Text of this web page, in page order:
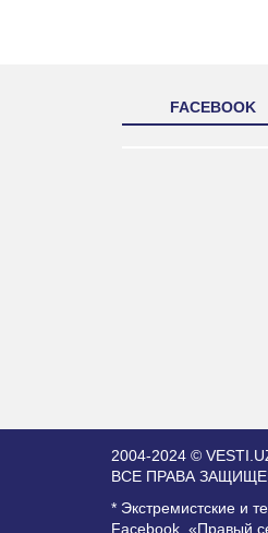
FACEBOOK
2004-2024 ©
ВСЕ ПРАВА
* Экстремистские и
Facebook, «Правый